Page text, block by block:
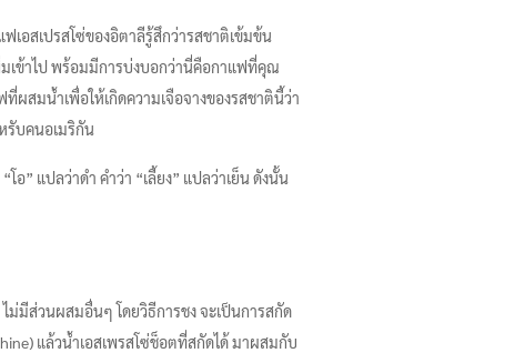
เอสเปรสโซ่ของอิตาลีรู้สึกว่ารสชาติเข้มข้น
เข้าไป พร้อมมีการบ่งบอกว่านี่คือกาแฟที่คุณ
ผสมน้ำเพื่อให้เกิดความเจือจางของรสชาตินี้ว่า
รับคนอเมริกัน
อ” แปลว่าดำ คำว่า “เลี้ยง” แปลว่าเย็น ดังนั้น
ม่มีส่วนผสมอื่นๆ โดยวิธีการชง จะเป็นการสกัด
แล้วน้ำเอสเพรสโซ่ช็อตที่สกัดได้ มาผสมกับ